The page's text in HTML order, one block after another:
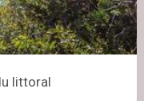
littoral